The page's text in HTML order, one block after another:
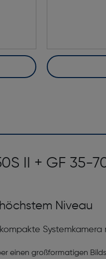
II + GF 35-
Niveau
kompakte
einen großformatigen